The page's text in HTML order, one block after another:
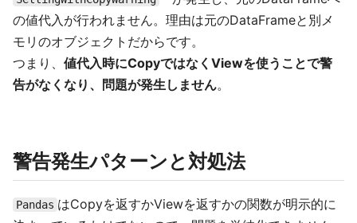
の値代入が行われません。理由は元のDataFrameと別メ
モリのオブジェクトだからです。
つまり、 値代入時にCopyではなくViewを使うことで警
告がなくなり、問題が発生しません。
警告発生パターンと対処法
Pandas はCopyを返すかViewを返すかの関数が明示的に